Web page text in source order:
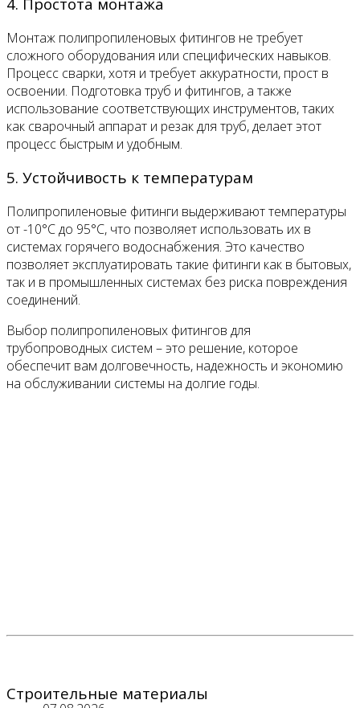
Монтаж полипропиленовых фитингов не требует
сложного оборудования или специфических навыков.
Процесс сварки, хотя и требует аккуратности, прост в
освоении. Подготовка труб и фитингов, а также
использование соответствующих инструментов, таких
как сварочный аппарат и резак для труб, делает этот
процесс быстрым и удобным.
5. Устойчивость к температурам
Полипропиленовые фитинги выдерживают температуры
от -10°C до 95°C, что позволяет использовать их в
системах горячего водоснабжения. Это качество
позволяет эксплуатировать такие фитинги как в бытовых,
так и в промышленных системах без риска повреждения
соединений.
Выбор полипропиленовых фитингов для
трубопроводных систем – это решение, которое
обеспечит вам долговечность, надежность и экономию
на обслуживании системы на долгие годы.
Строительные материалы